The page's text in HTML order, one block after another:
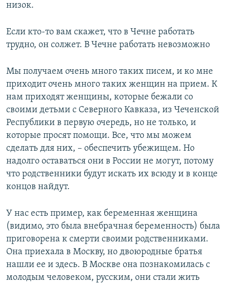
низок.
Если кто-то вам скажет, что в Чечне работать
трудно, он солжет. В Чечне работать невозможно
​Мы получаем очень много таких писем, и ко мне
приходит очень много таких женщин на прием. К
нам приходят женщины, которые бежали со
своими детьми с Северного Кавказа, из Чеченской
Республики в первую очередь, но не только, и
которые просят помощи. Все, что мы можем
сделать для них, – обеспечить убежищем. Но
надолго оставаться они в России не могут, потому
что родственники будут искать их всюду и в конце
концов найдут.
У нас есть пример, как беременная женщина
(видимо, это была внебрачная беременность) была
приговорена к смерти своими родственниками.
Она приехала в Москву, но двоюродные братья
нашли ее и здесь. В Москве она познакомилась с
молодым человеком, русским, они стали жить